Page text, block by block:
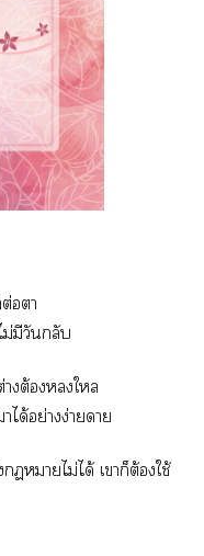
อา
ม่มีวันกลับ
งต้องใ
ด้อย่างง่ายดาย
าไม่ได้ เาก็ต้องใช้